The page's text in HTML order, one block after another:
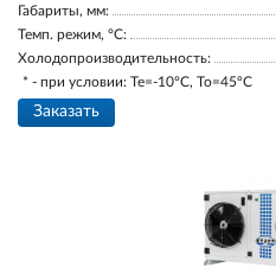
Габариты, мм:
Темп. режим, °С:
Холодопроизводительность:
* - при условии: Te=-10ºC, To=45ºC
Заказать